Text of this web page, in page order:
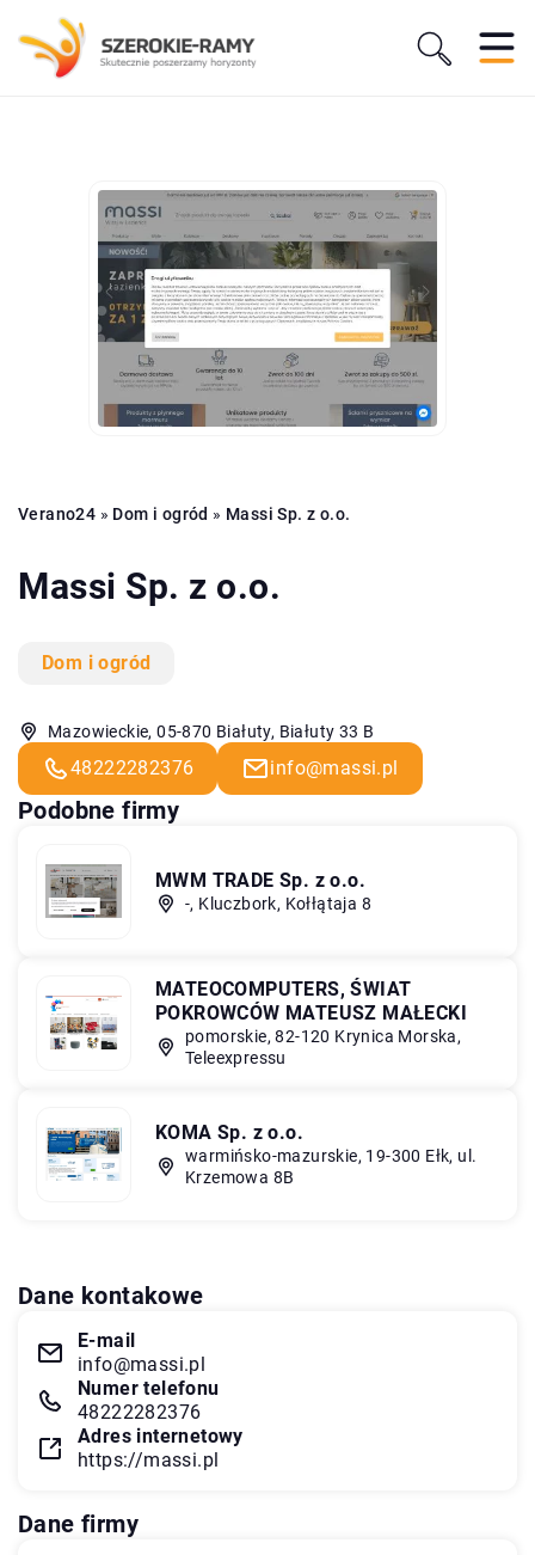
Verano24 » Dom i ogród » Massi Sp. z o.o.
Massi Sp. z o.o.
Dom i ogród
Mazowieckie, 05-870 Białuty, Białuty 33 B
48222282376 info@massi.pl
Podobne firmy
MWM TRADE Sp. z o.o.
-, Kluczbork, Kołłątaja 8
MATEOCOMPUTERS, ŚWIAT
POKROWCÓW MATEUSZ MAŁECKI
pomorskie, 82-120 Krynica Morska,
Teleexpressu
KOMA Sp. z o.o.
warmińsko-mazurskie, 19-300 Ełk, ul.
Krzemowa 8B
Dane kontakowe
E-mail
info@massi.pl
Numer telefonu
48222282376
Adres internetowy
https://massi.pl
Dane firmy